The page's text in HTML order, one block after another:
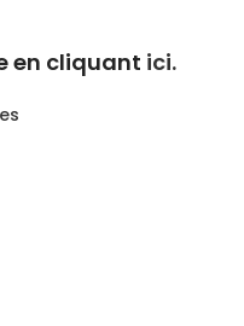
en cliquant ici.